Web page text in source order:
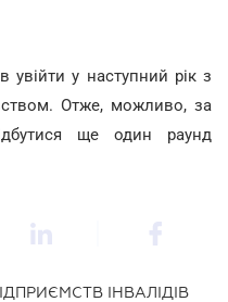
увійти у наступний рік з
Отже, можливо, за
ще один раунд
ІНВАЛІДІВ